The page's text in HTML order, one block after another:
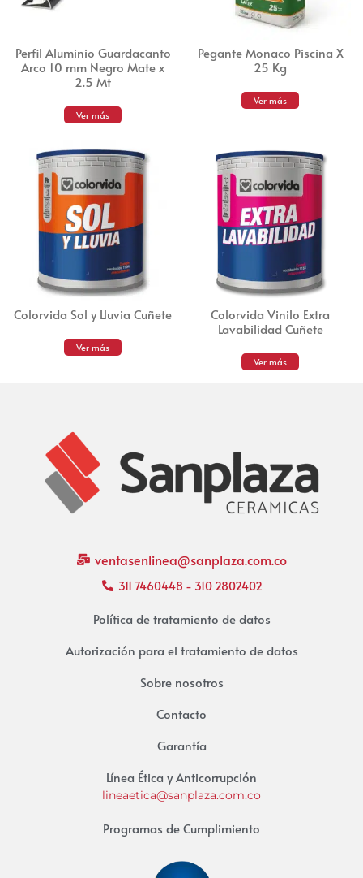
Perfil Aluminio Guardacanto
Arco 10 mm Negro Mate x
2.5 Mt
Ver más
Pegante Monaco Piscina X
25 Kg
Ver más
Colorvida Sol y Lluvia Cuñete
Ver más
Colorvida Vinilo Extra
Lavabilidad Cuñete
Ver más
ventasenlinea@sanplaza.com.co
311 7460448 - 310 2802402
Política de tratamiento de datos
Autorización para el tratamiento de datos
Sobre nosotros
Contacto
Garantía
Línea Ética y Anticorrupción
lineaetica@sanplaza.com.co
Programas de Cumplimiento